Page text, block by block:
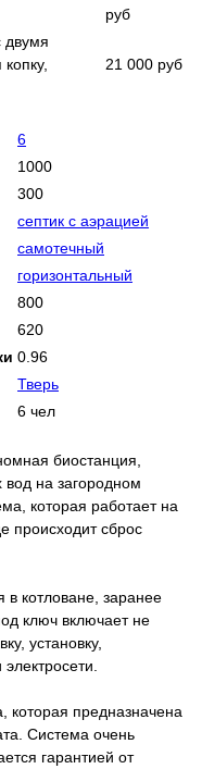
руб
двумя
21 000 руб
6
1000
300
септик с аэрацией
самотечный
горизонтальный
800
620
0.96
Тверь
6 чел
биостанция,
вод на загородном
которая работает на
происходит сброс
в котловане, заранее
ключ включает не
установку,
предназначена
Система очень
гарантией от